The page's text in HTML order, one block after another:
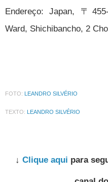
Endereço:Japan, 〒
Ward, Shichibancho, 2
FOTO: LEANDRO SILVÉRIO
TEXTO: LEANDRO SILVÉRIO
↓ Clique aqui para